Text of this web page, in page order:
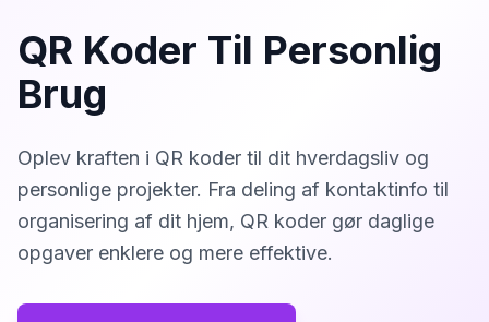
QR Koder Til Personlig
Brug
Oplev kraften i QR koder til dit hverdagsliv og
personlige projekter. Fra deling af kontaktinfo til
organisering af dit hjem, QR koder gør daglige
opgaver enklere og mere effektive.